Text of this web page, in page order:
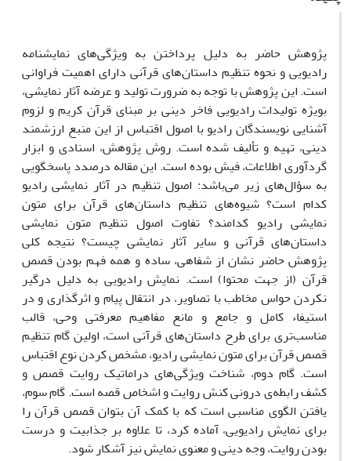
پژوهش حاضر به دلیل پرداختن به ویژگی‌های نمایشنامه
رادیویی و نحوه تنظیم داستان‌های قرآنی دارای اهمیت فراوانی
است. این پژوهش با توجه به ضرورت تولید و عرضه آثار نمایشی،
بویژه تولیدات رادیویی فاخر دینی بر مبنای قرآن کریم و لزوم
آشنایی نویسندگان رادیو با اصول اقتباس از این منبع ارزشمند
دینی، تهیه و تألیف شده است. روش پژوهش، اسنادی و ابزار
گردآوری اطلاعات، فیش بوده است. این مقاله درصدد پاسخگویی
به سؤال‌های زیر می‌باشد: اصول تنظیم در آثار نمایشی رادیو
کدام است؟ شیوه‌های تنظیم داستان‌های قرآن برای متون
نمایشی رادیو کدامند؟ تفاوت اصول تنظیم متون نمایشی
داستان‌های قرآنی و سایر آثار نمایشی چیست؟ نتیجه کلی
پژوهش حاضر نشان از شفاهی، ساده و همه فهم بودن قصص
قرآن (از جهت محتوا) است. نمایش رادیویی به دلیل درگیر
نکردن حواس مخاطب با تصاویر، در انتقال پیام و اثرگذاری و در
استیفاء کامل و جامع و مانع مفاهیم معرفتی وحی، قالب
مناسب‌تری برای طرح داستان‌های قرآنی است، اولین گام تنظیم
قصص قرآن برای متون نمایشی رادیو، مشخص کردن نوع اقتباس
است. گام دوم، شناخت ویژگی‌های دراماتیک روایت قصص و
کشف رابطه‌ی درونی کنش روایت و اشخاص قصه است. گام سوم،
یافتن الگوی مناسبی است که با کمک آن بتوان قصص قرآن را
برای نمایش رادیویی، آماده کرد، تا علاوه بر جذابیت و درست
بودن روایت، وجه دینی و معنوی نمایش نیز آشکار شود.